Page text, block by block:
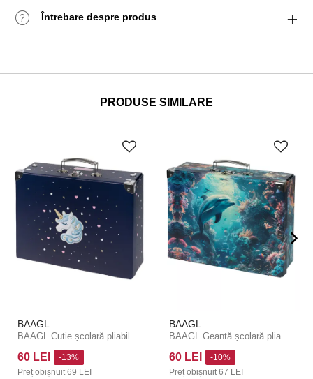
Întrebare despre produs
PRODUSE SIMILARE
BAAGL
60 LEI
Preț obișnuit 69 LEI
-13%
BAAGL
60 LEI
Preț obișnuit 67 LEI
-10%